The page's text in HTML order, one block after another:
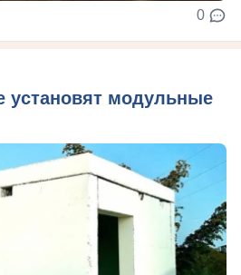
0
установят модульные